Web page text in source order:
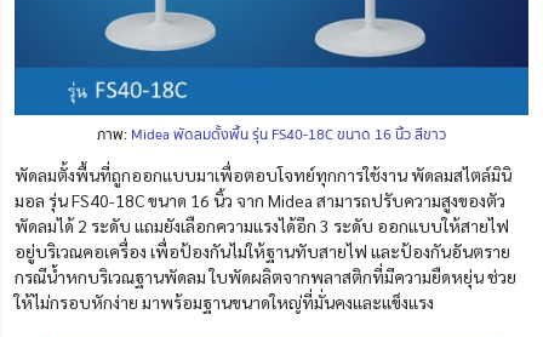
ภาพ: Midea พัดลมตั้งพื้น รุ่น FS40-18C ขนาด 16 นิ้ว สีขาว
พัดลมตั้งพื้นที่ถูกออกแบบมาเพื่อตอบโจทย์ทุกการใช้งาน พัดลมสไตล์มินิ
มอล รุ่น FS40-18C ขนาด 16 นิ้ว จาก Midea สามารถปรับความสูงของตัว
พัดลมได้ 2 ระดับ แถมยังเลือกความแรงได้อีก 3 ระดับ ออกแบบให้สายไฟ
อยู่บริเวณคอเครื่อง เพื่อป้องกันไม่ให้ฐานทับสายไฟ และป้องกันอันตราย
กรณีน้ำหกบริเวณฐานพัดลม ใบพัดผลิตจากพลาสติกที่มีความยืดหยุ่น ช่วย
ให้ไม่กรอบหักง่าย มาพร้อมฐานขนาดใหญ่ที่มั่นคงและแข็งแรง